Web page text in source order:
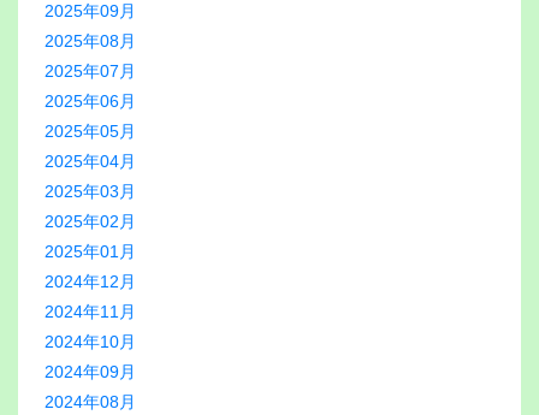
2025年09月
2025年08月
2025年07月
2025年06月
2025年05月
2025年04月
2025年03月
2025年02月
2025年01月
2024年12月
2024年11月
2024年10月
2024年09月
2024年08月